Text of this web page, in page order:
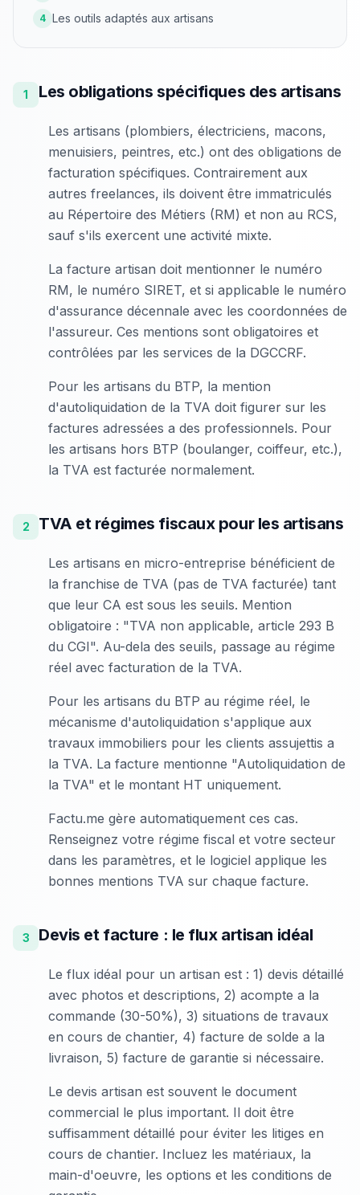
4 Les outils adaptés aux artisans
1 Les obligations spécifiques des artisans
Les artisans (plombiers, électriciens, macons,
menuisiers, peintres, etc.) ont des obligations de
facturation spécifiques. Contrairement aux
autres freelances, ils doivent être immatriculés
au Répertoire des Métiers (RM) et non au RCS,
sauf s'ils exercent une activité mixte.
La facture artisan doit mentionner le numéro
RM, le numéro SIRET, et si applicable le numéro
d'assurance décennale avec les coordonnées de
l'assureur. Ces mentions sont obligatoires et
contrôlées par les services de la DGCCRF.
Pour les artisans du BTP, la mention
d'autoliquidation de la TVA doit figurer sur les
factures adressées a des professionnels. Pour
les artisans hors BTP (boulanger, coiffeur, etc.),
la TVA est facturée normalement.
2 TVA et régimes fiscaux pour les artisans
Les artisans en micro-entreprise bénéficient de
la franchise de TVA (pas de TVA facturée) tant
que leur CA est sous les seuils. Mention
obligatoire : "TVA non applicable, article 293 B
du CGI". Au-dela des seuils, passage au régime
réel avec facturation de la TVA.
Pour les artisans du BTP au régime réel, le
mécanisme d'autoliquidation s'applique aux
travaux immobiliers pour les clients assujettis a
la TVA. La facture mentionne "Autoliquidation de
la TVA" et le montant HT uniquement.
Factu.me gère automatiquement ces cas.
Renseignez votre régime fiscal et votre secteur
dans les paramètres, et le logiciel applique les
bonnes mentions TVA sur chaque facture.
3 Devis et facture : le flux artisan idéal
Le flux idéal pour un artisan est : 1) devis détaillé
avec photos et descriptions, 2) acompte a la
commande (30-50%), 3) situations de travaux
en cours de chantier, 4) facture de solde a la
livraison, 5) facture de garantie si nécessaire.
Le devis artisan est souvent le document
commercial le plus important. Il doit être
suffisamment détaillé pour éviter les litiges en
cours de chantier. Incluez les matériaux, la
main-d'oeuvre, les options et les conditions de